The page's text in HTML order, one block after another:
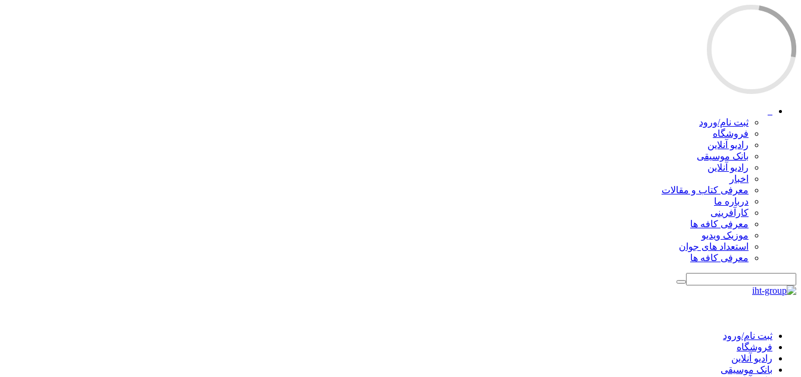
ثبت نام/ورود
فروشگاه
رادیو آنلاین
بانک موسیقی
رادیو آنلاین
اخبار
معرفی کتاب و مقالات
درباره ما
کارآفرینی
معرفی کافه ها
موزیک ویدیو
استعداد های جوان
معرفی کافه ها
ثبت نام/ورود
فروشگاه
رادیو آنلاین
بانک موسیقی